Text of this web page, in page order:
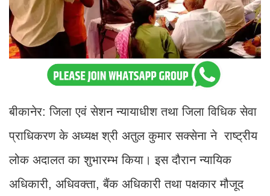
बीकानेर: जिला एवं सेशन न्यायाधीश तथा जिला विधिक सेवा
प्राधिकरण के अध्यक्ष श्री अतुल कुमार सक्सेना ने राष्ट्रीय
लोक अदालत का शुभारम्भ किया। इस दौरान न्यायिक
अधिकारी, अधिवक्ता, बैंक अधिकारी तथा पक्षकार मौजूद